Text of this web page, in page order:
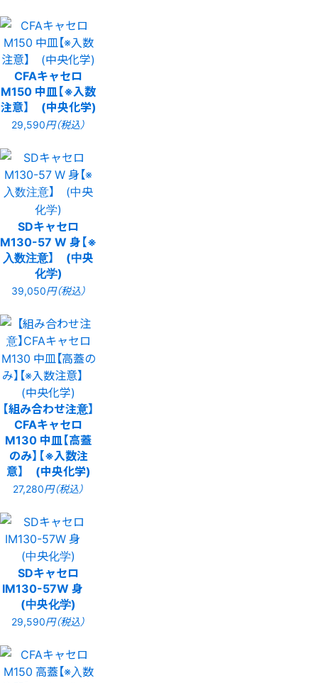
CFAキャセロ
M150 中皿【※入数
注意】 (中央化学)
29,590円（税込）
SDキャセロ
M130-57 W 身【※
入数注意】 (中央
化学)
39,050円（税込）
【組み合わせ注意】
CFAキャセロ
M130 中皿【高蓋
のみ】【※入数注
意】 (中央化学)
27,280円（税込）
SDキャセロ
IM130-57W 身
(中央化学)
29,590円（税込）